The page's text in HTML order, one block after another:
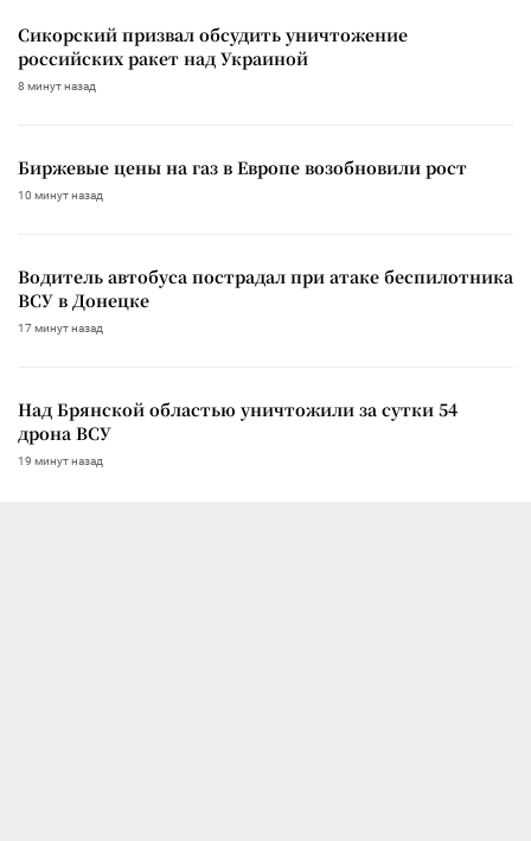
Сикорский призвал обсудить уничтожение
российских ракет над Украиной
8 минут назад
Биржевые цены на газ в Европе возобновили рост
10 минут назад
Водитель автобуса пострадал при атаке беспилотника
ВСУ в Донецке
17 минут назад
Над Брянской областью уничтожили за сутки 54
дрона ВСУ
19 минут назад